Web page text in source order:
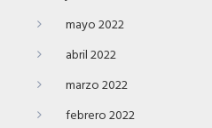
mayo 2022
abril 2022
marzo 2022
febrero 2022